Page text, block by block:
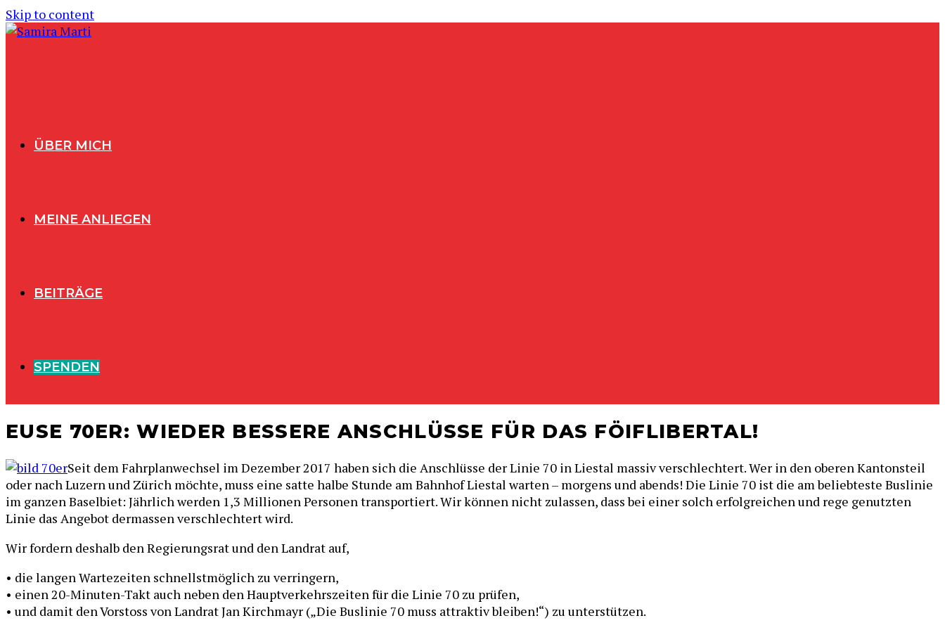
Skip to content
ÜBER MICH
MEINE ANLIEGEN
BEITRÄGE
SPENDEN
EUSE 70ER: WIEDER BESSERE ANSCHLÜSSE FÜR DAS FÖIFLIBERTAL!
Seit dem Fahrplanwechsel im Dezember 2017 haben sich die Anschlüsse der Linie 70 in Liestal massiv verschlechtert. Wer in den oberen Kantonsteil
oder nach Luzern und Zürich möchte, muss eine satte halbe Stunde am Bahnhof Liestal warten – morgens und abends! Die Linie 70 ist die am beliebteste Buslinie
im ganzen Baselbiet: Jährlich werden 1,3 Millionen Personen transportiert. Wir können nicht zulassen, dass bei einer solch erfolgreichen und rege genutzten
Linie das Angebot dermassen verschlechtert wird.
Wir fordern deshalb den Regierungsrat und den Landrat auf,
• die langen Wartezeiten schnellstmöglich zu verringern,
• einen 20-Minuten-Takt auch neben den Hauptverkehrszeiten für die Linie 70 zu prüfen,
• und damit den Vorstoss von Landrat Jan Kirchmayr („Die Buslinie 70 muss attraktiv bleiben!“) zu unterstützen.